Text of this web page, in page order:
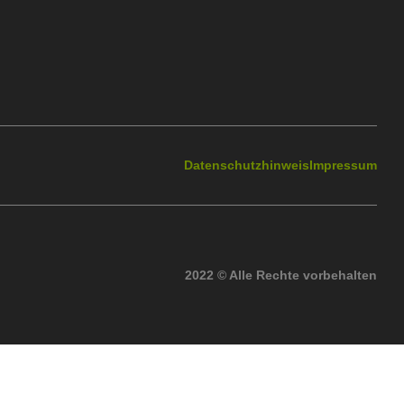
DatenschutzhinweisImpressum
2022 © Alle Rechte vorbehalten